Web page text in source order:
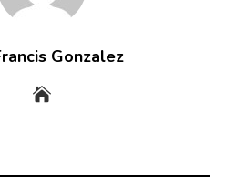
Gonzalez